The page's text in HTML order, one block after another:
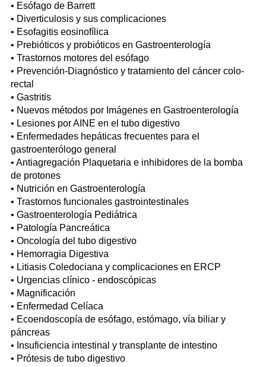
• Esófago de Barrett
• Diverticulosis y sus complicaciones
• Esofagitis eosinofílica
• Prebióticos y probióticos en Gastroenterología
• Trastornos motores del esófago
• Prevención-Diagnóstico y tratamiento del cáncer colo-
rectal
• Gastritis
• Nuevos métodos por Imágenes en Gastroenterología
• Lesiones por AINE en el tubo digestivo
• Enfermedades hepáticas frecuentes para el
gastroenterólogo general
• Antiagregación Plaquetaria e inhibidores de la bomba
de protones
• Nutrición en Gastroenterología
• Trastornos funcionales gastrointestinales
• Gastroenterología Pediátrica
• Patología Pancreática
• Oncología del tubo digestivo
• Hemorragia Digestiva
• Litiasis Coledociana y complicaciones en ERCP
• Urgencias clínico - endoscópicas
• Magnificación
• Enfermedad Celíaca
• Ecoendoscopía de esófago, estómago, vía biliar y
páncreas
• Insuficiencia intestinal y transplante de intestino
• Prótesis de tubo digestivo